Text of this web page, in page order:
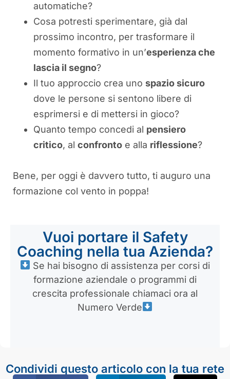
automatiche?
Cosa potresti sperimentare, già dal
prossimo incontro, per trasformare il
momento formativo in un’esperienza che
lascia il segno?
Il tuo approccio crea uno spazio sicuro
dove le persone si sentono libere di
esprimersi e di mettersi in gioco?
Quanto tempo concedi al pensiero
critico, al confronto e alla riflessione?
Bene, per oggi è davvero tutto, ti auguro una
formazione col vento in poppa!
Vuoi portare il Safety
Coaching nella tua Azienda?
Se hai bisogno di assistenza per corsi di
formazione aziendale o programmi di
crescita professionale chiamaci ora al
Numero Verde
Condividi questo articolo con la tua rete